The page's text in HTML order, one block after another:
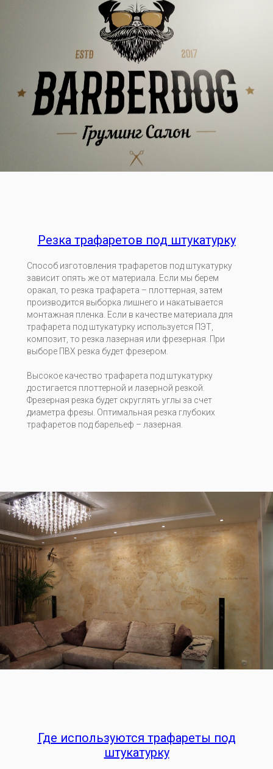
Резка трафаретов под штукатурку
Способ изготовления трафаретов под штукатурку
зависит опять же от материала. Если мы берем
оракал, то резка трафарета – плоттерная, затем
производится выборка лишнего и накатывается
монтажная пленка. Если в качестве материала для
трафарета под штукатурку используется ПЭТ,
композит, то резка лазерная или фрезерная. При
выборе ПВХ резка будет фрезером.
Высокое качество трафарета под штукатурку
достигается плоттерной и лазерной резкой.
Фрезерная резка будет скруглять углы за счет
диаметра фрезы. Оптимальная резка глубоких
трафаретов под барельеф – лазерная.
Где используются трафареты под
штукатурку